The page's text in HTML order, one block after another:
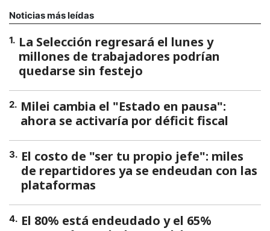
Noticias más leídas
1. La Selección regresará el lunes y
millones de trabajadores podrían
quedarse sin festejo
2. Milei cambia el "Estado en pausa":
ahora se activaría por déficit fiscal
3. El costo de "ser tu propio jefe": miles
de repartidores ya se endeudan con las
plataformas
4. El 80% está endeudado y el 65%